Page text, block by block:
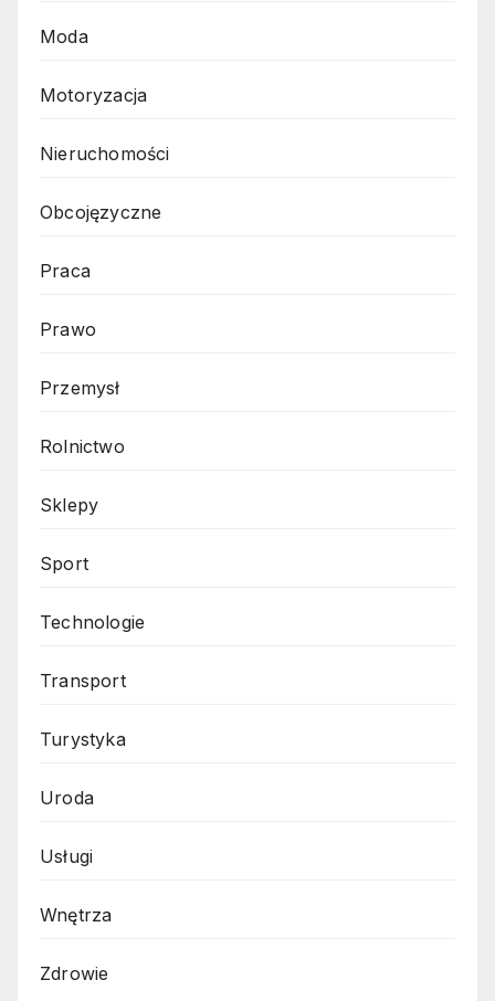
Moda
Motoryzacja
Nieruchomości
Obcojęzyczne
Praca
Prawo
Przemysł
Rolnictwo
Sklepy
Sport
Technologie
Transport
Turystyka
Uroda
Usługi
Wnętrza
Zdrowie